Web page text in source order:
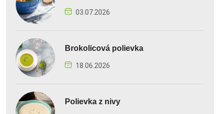
03.07.2026
Brokolicová polievka
18.06.2026
Polievka z nivy